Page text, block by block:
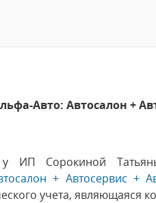
Авто: Автосалон +
ИП Сорокиной
+ Автосервис +
учета, являющаяся